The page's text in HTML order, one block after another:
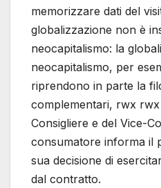
memorizzare dati del
globalizzazione non è
neocapitalismo: la
neocapitalismo, per
riprendono in parte la
complementari, rwx rwx
Consigliere e del Vice-
consumatore informa il
sua decisione di
dal contratto.